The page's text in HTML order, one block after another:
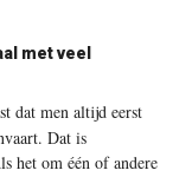
met veel
dat men altijd eerst
Dat is
het om één of andere